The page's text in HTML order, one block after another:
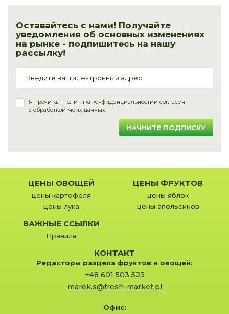
Оставайтесь с нами! Получайте
уведомления об основных изменениях
на рынке - подпишитесь на нашу
рассылку!
Я прочитал Политика конфиденциальностии согласен
с обработкой моих данных.
НАЧНИТЕ ПОДПИСКУ
ЦЕНЫ ОВОЩЕЙ
цены картофеля
цены лука
ЦЕНЫ ФРУКТОВ
цены яблок
цены апельсинов
ВАЖНЫЕ ССЫЛКИ
Правила
КОНТАКТ
Редакторы раздела фруктов и овощей:
+48 601 503 523
marek.s@fresh-market.pl
Офис: